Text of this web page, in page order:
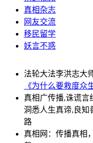
真相杂志
网友交流
移民留学
妖言不惑
法轮大法李洪志大
《为什么要救度众
真相广传播,诛谎言
洞悉人生真谛,良知
路
真相网：传播真相